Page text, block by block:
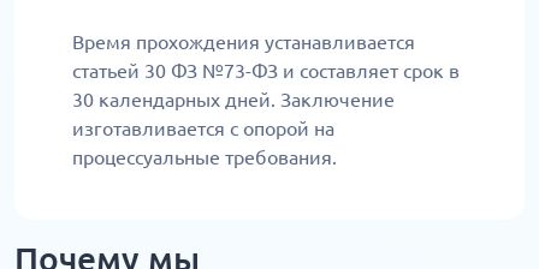
Время прохождения устанавливается
статьей 30 ФЗ №73-ФЗ и составляет срок в
30 календарных дней. Заключение
изготавливается с опорой на
процессуальные требования.
Почему мы